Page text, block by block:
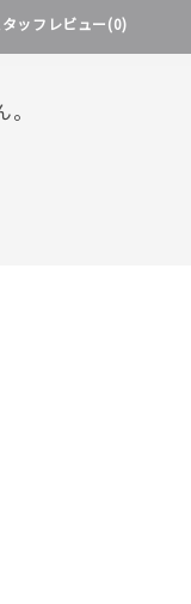
タッフレビュー(0)